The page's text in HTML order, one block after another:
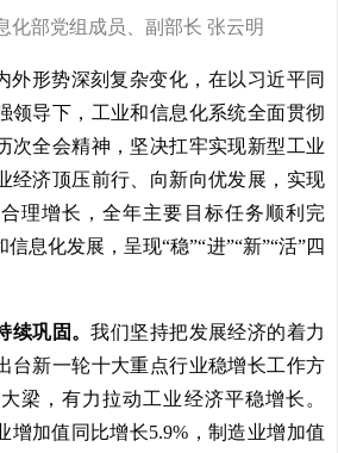
化部党组成员、副部长 张云明
外形势深刻复杂变化，在以习近平同
领导下，工业和信息化系统全面贯彻
次全会精神，坚决扛牢实现新型工业
经济顶压前行、向新向优发展，实现
理增长，全年主要目标任务顺利完
息化发展，呈现“稳”“进”“新”“活”四
续巩固。我们坚持把发展经济的着力
台新一轮十大重点行业稳增长工作方
梁，有力拉动工业经济平稳增长。
增加值同比增长5.9%，制造业增加值